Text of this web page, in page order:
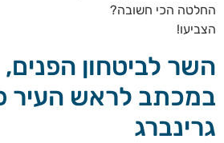
החלטה הכי חשובה?
הצביעו!
השר לביטחון
במכתב לראש העיר
גרינברג